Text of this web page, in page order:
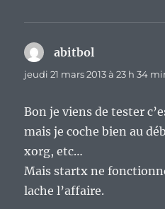
abitbol
jeudi 21 mars 2013 à 23 h 34
Bon je viens de tester
mais je coche bien au
xorg, etc…
Mais startx ne
lache l’affaire.